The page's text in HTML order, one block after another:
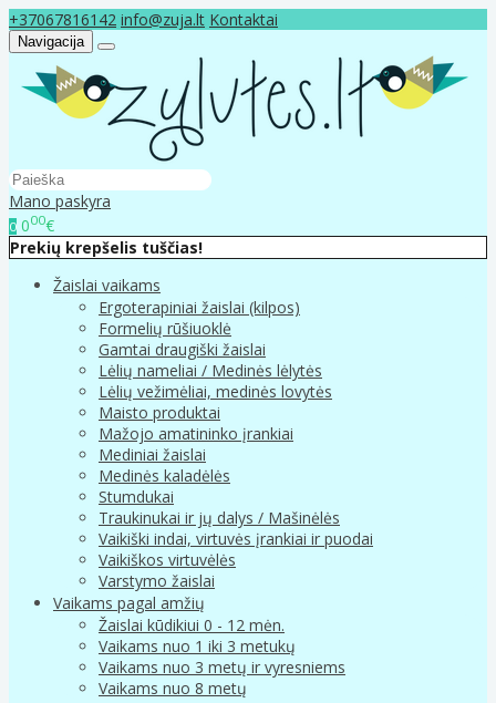
+37067816142 info@zuja.lt Kontaktai
Navigacija
Mano paskyra
0 000€
Prekių krepšelis tuščias!
Žaislai vaikams
Ergoterapiniai žaislai (kilpos)
Formelių rūšiuoklė
Gamtai draugiški žaislai
Lėlių nameliai / Medinės lėlytės
Lėlių vežimėliai, medinės lovytės
Maisto produktai
Mažojo amatininko įrankiai
Mediniai žaislai
Medinės kaladėlės
Stumdukai
Traukinukai ir jų dalys / Mašinėlės
Vaikiški indai, virtuvės įrankiai ir puodai
Vaikiškos virtuvėlės
Varstymo žaislai
Vaikams pagal amžių
Žaislai kūdikiui 0 - 12 mėn.
Vaikams nuo 1 iki 3 metukų
Vaikams nuo 3 metų ir vyresniems
Vaikams nuo 8 metų